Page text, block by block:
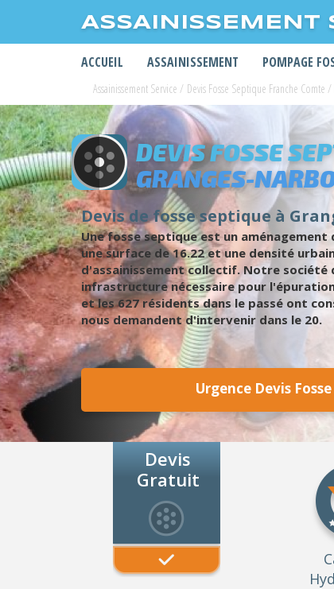
ASSAINISSEMENT
ACCUEIL ASSAINISSEMENT POMPAGE
Assainissement Service / Devis Fosse Septique Franche Comte /
DEVIS FOSSE
GRANGES-
Devis de fosse septique à
Une fosse septique est un
une surface de 16.22 et une densité
d'assainissement collectif. Notre
infrastructure nécessaire pour
et les 627 résidents dans le passé ont
nous demandent d'intervenir dans le 20.
Urgence Devis
Devis
Gratuit